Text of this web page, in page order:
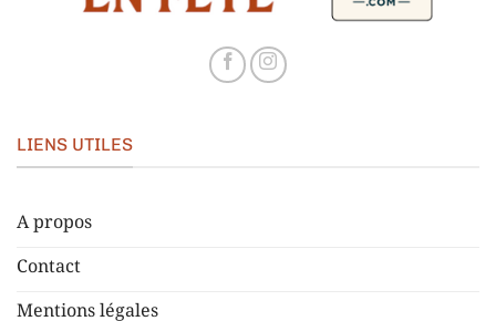
LIENS UTILES
A propos
Contact
Mentions légales